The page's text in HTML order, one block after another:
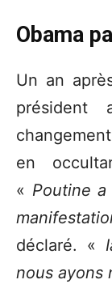
Obama
Un an
président
en
« Poutine
déclaré. «
nous ayons